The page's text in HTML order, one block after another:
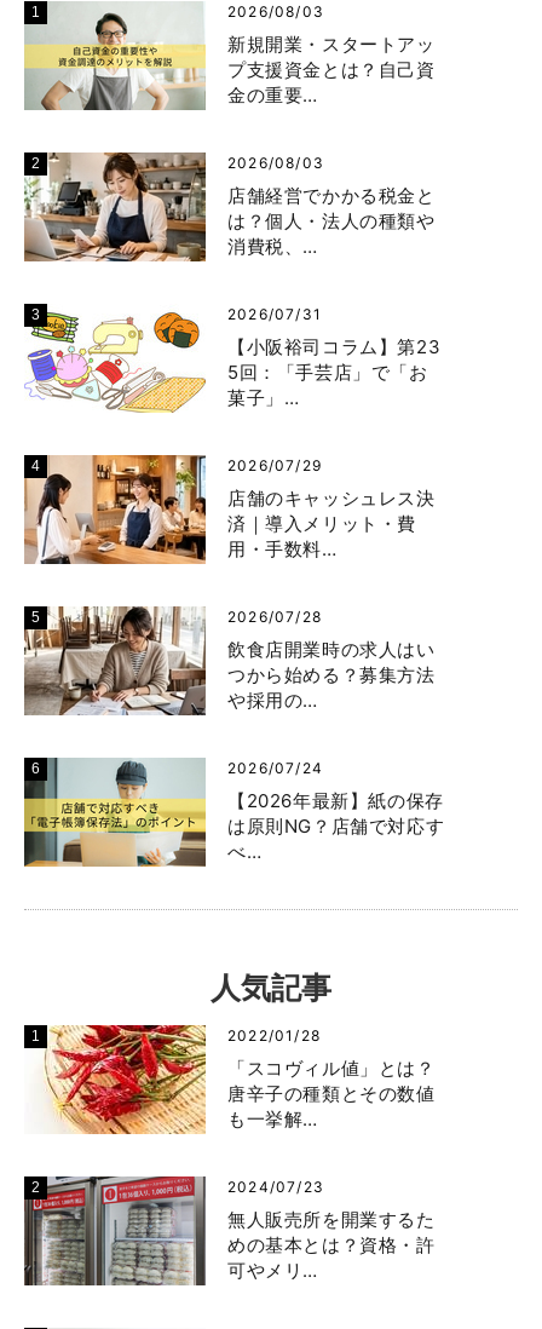
2026/08/03
新規開業・スタートアッ
プ支援資金とは？自己資
金の重要…
2026/08/03
店舗経営でかかる税金と
は？個人・法人の種類や
消費税、…
2026/07/31
【小阪裕司コラム】第23
5回：「手芸店」で「お
菓子」…
2026/07/29
店舗のキャッシュレス決
済｜導入メリット・費
用・手数料…
2026/07/28
飲食店開業時の求人はい
つから始める？募集方法
や採用の…
2026/07/24
【2026年最新】紙の保存
は原則NG？店舗で対応す
べ…
人気記事
2022/01/28
「スコヴィル値」とは？
唐辛子の種類とその数値
も一挙解…
2024/07/23
無人販売所を開業するた
めの基本とは？資格・許
可やメリ…